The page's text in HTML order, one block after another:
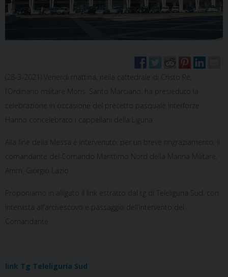
(28-3-2021) Venerdì mattina, nella cattedrale di Cristo Re,
l’Ordinario militare Mons. Santo Marcianò, ha presieduto la
celebrazione in occasione del precetto pasquale interforze.
Hanno concelebrato i cappellani della Liguria.
Alla fine della Messa è intervenuto, per un breve ringraziamento, il
comandante del Comando Marittimo Nord della Marina Militare,
Amm. Giorgio Lazio.
Proponiamo in alligato il link estratto dal tg di Teleliguria Sud, con
intervista all’arcivescovo e passaggio dell’intervento del
Comandante.
link Tg Teleliguria Sud